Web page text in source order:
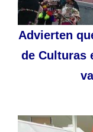
Advierten
de Culturas